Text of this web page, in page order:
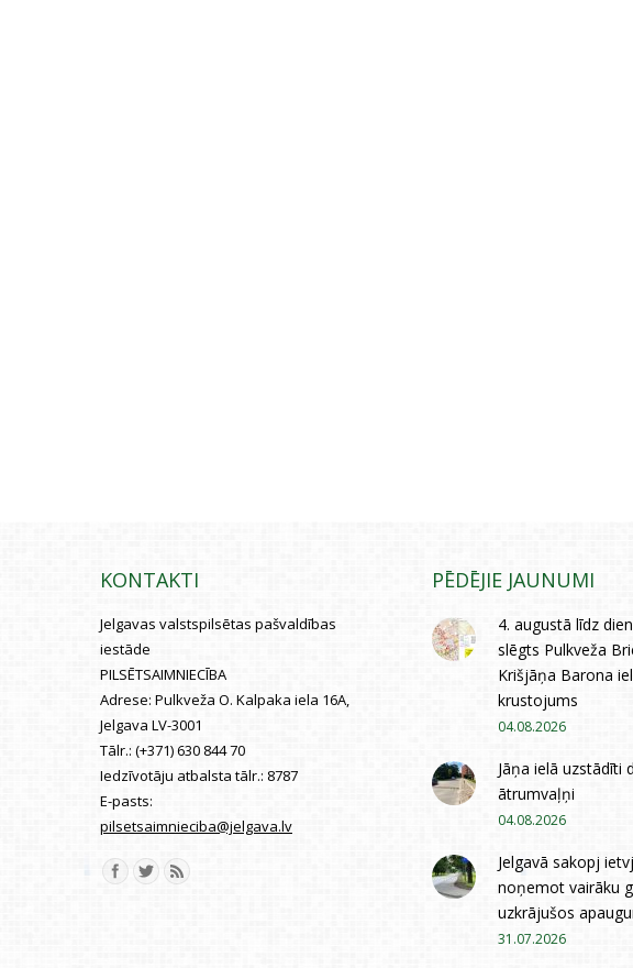
KONTAKTI
Jelgavas valstspilsētas pašvaldības
iestāde
PILSĒTSAIMNIECĪBA
Adrese: Pulkveža O. Kalpaka iela 16A,
Jelgava LV-3001
Tālr.: (+371) 630 844 70
Iedzīvotāju atbalsta tālr.: 8787
E-pasts:
pilsetsaimnieciba@jelgava.lv
Find us on:
PĒDĒJIE JAUNUMI
4. augustā līdz
slēgts Pulkveža
Krišjāņa Barona
krustojums
04.08.2026
Jāņa ielā uzstādīti
ātrumvaļņi
04.08.2026
Jelgavā sakopj
noņemot vairāku
uzkrājušos
31.07.2026